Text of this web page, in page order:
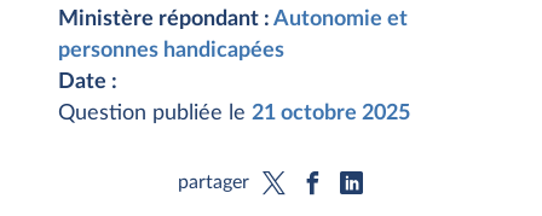
Ministère répondant : Autonomie et
personnes handicapées
Date :
Question publiée le 21 octobre 2025
partager